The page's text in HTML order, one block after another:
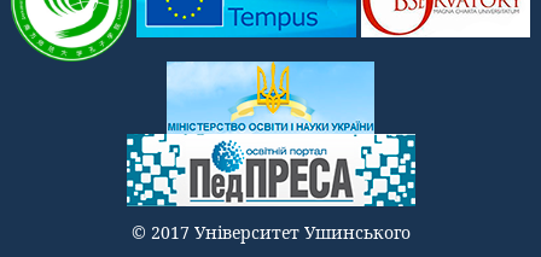
© 2017 Університет Ушинського